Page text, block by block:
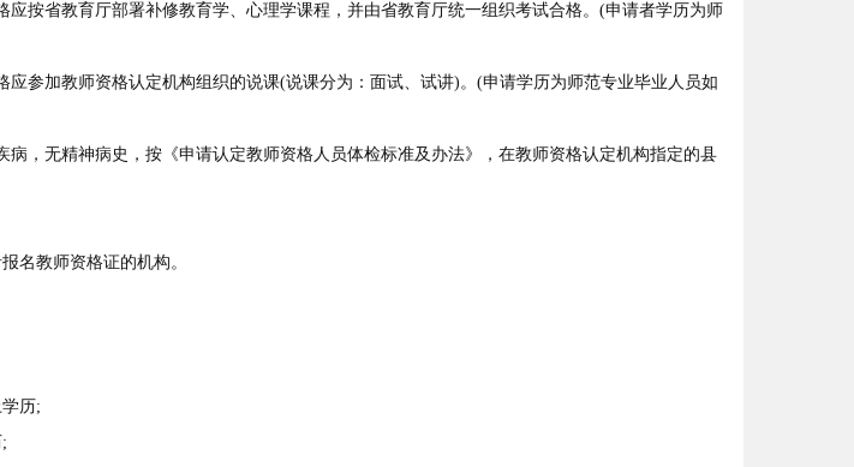
省教育厅部署补修教育学、心理学课程，并由省教育厅统一组织考试合格。(申请者学历为师
参加教师资格认定机构组织的说课(说课分为：面试、试讲)。(申请学历为师范专业毕业人员如
，无精神病史，按《申请认定教师资格人员体检标准及办法》，在教师资格认定机构指定的县
教师资格证的机构。
历;